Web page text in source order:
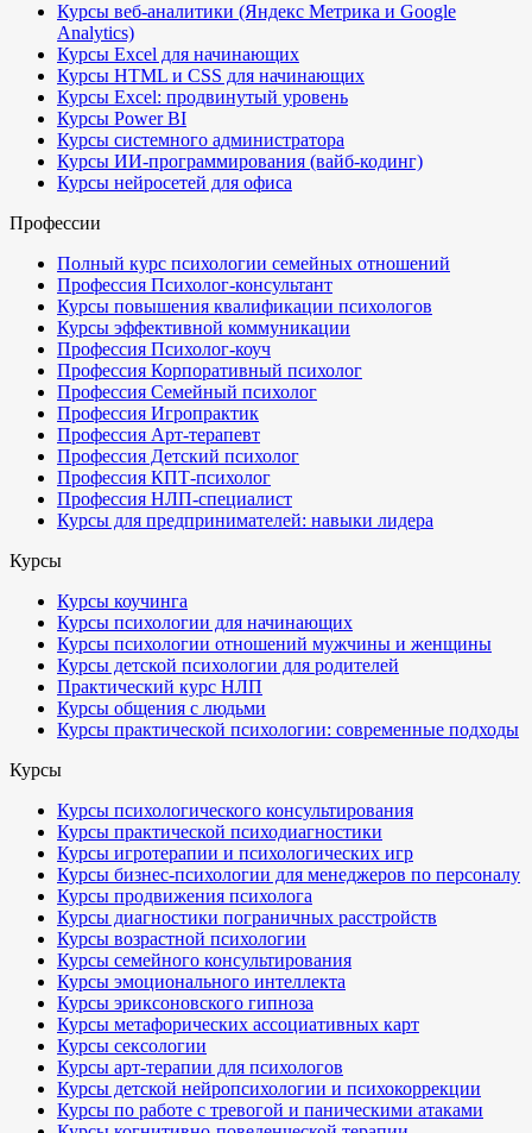
Курсы веб-аналитики (Яндекс Метрика и Google
Analytics)
Курсы Excel для начинающих
Курсы HTML и CSS для начинающих
Курсы Excel: продвинутый уровень
Курсы Power BI
Курсы системного администратора
Курсы ИИ-программирования (вайб-кодинг)
Курсы нейросетей для офиса
Профессии
Полный курс психологии семейных отношений
Профессия Психолог-консультант
Курсы повышения квалификации психологов
Курсы эффективной коммуникации
Профессия Психолог-коуч
Профессия Корпоративный психолог
Профессия Семейный психолог
Профессия Игропрактик
Профессия Арт-терапевт
Профессия Детский психолог
Профессия КПТ-психолог
Профессия НЛП-специалист
Курсы для предпринимателей: навыки лидера
Курсы
Курсы коучинга
Курсы психологии для начинающих
Курсы психологии отношений мужчины и женщины
Курсы детской психологии для родителей
Практический курс НЛП
Курсы общения с людьми
Курсы практической психологии: современные подходы
Курсы
Курсы психологического консультирования
Курсы практической психодиагностики
Курсы игротерапии и психологических игр
Курсы бизнес-психологии для менеджеров по персоналу
Курсы продвижения психолога
Курсы диагностики пограничных расстройств
Курсы возрастной психологии
Курсы семейного консультирования
Курсы эмоционального интеллекта
Курсы эриксоновского гипноза
Курсы метафорических ассоциативных карт
Курсы сексологии
Курсы арт-терапии для психологов
Курсы детской нейропсихологии и психокоррекции
Курсы по работе с тревогой и паническими атаками